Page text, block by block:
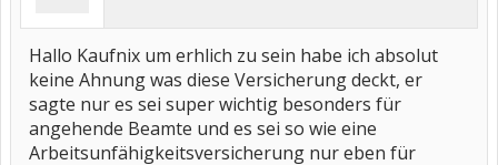
Hallo Kaufnix um erhlich zu sein habe ich absolut
keine Ahnung was diese Versicherung deckt, er
sagte nur es sei super wichtig besonders für
angehende Beamte und es sei so wie eine
Arbeitsunfähigkeitsversicherung nur eben für